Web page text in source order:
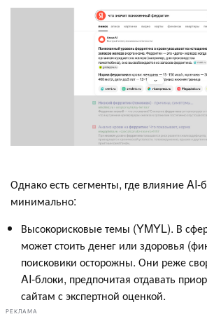
Однако есть сегменты, где влияние AI-
минимально:
Высокорисковые темы (YMYL). В
может стоить денег или здоровья
поисковики осторожны. Они реже
AI-блоки, предпочитая отдавать
сайтам с экспертной оценкой.
РЕКЛАМА